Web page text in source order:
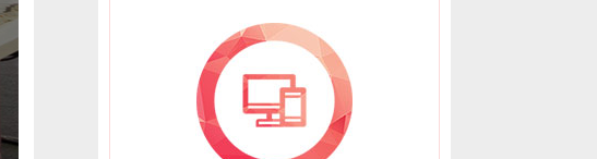
JOÃO AMARAL
Curso de Francês profissional